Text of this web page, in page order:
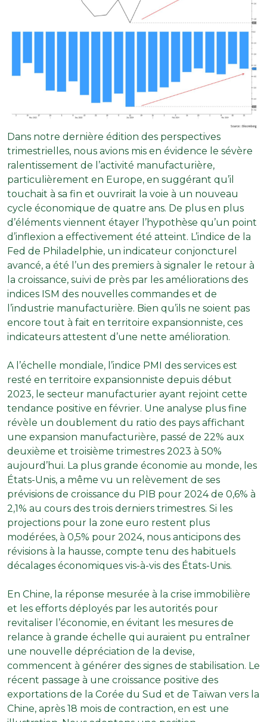
Dans notre dernière édition des perspectives
trimestrielles, nous avions mis en évidence le sévère
ralentissement de l’activité manufacturière,
particulièrement en Europe, en suggérant qu’il
touchait à sa fin et ouvrirait la voie à un nouveau
cycle économique de quatre ans. De plus en plus
d’éléments viennent étayer l’hypothèse qu’un point
d’inflexion a effectivement été atteint. L’indice de la
Fed de Philadelphie, un indicateur conjoncturel
avancé, a été l’un des premiers à signaler le retour à
la croissance, suivi de près par les améliorations des
indices ISM des nouvelles commandes et de
l’industrie manufacturière. Bien qu’ils ne soient pas
encore tout à fait en territoire expansionniste, ces
indicateurs attestent d’une nette amélioration.
A l’échelle mondiale, l’indice PMI des services est
resté en territoire expansionniste depuis début
2023, le secteur manufacturier ayant rejoint cette
tendance positive en février. Une analyse plus fine
révèle un doublement du ratio des pays affichant
une expansion manufacturière, passé de 22% aux
deuxième et troisième trimestres 2023 à 50%
aujourd’hui. La plus grande économie au monde, les
États-Unis, a même vu un relèvement de ses
prévisions de croissance du PIB pour 2024 de 0,6% à
2,1% au cours des trois derniers trimestres. Si les
projections pour la zone euro restent plus
modérées, à 0,5% pour 2024, nous anticipons des
révisions à la hausse, compte tenu des habituels
décalages économiques vis-à-vis des États-Unis.
En Chine, la réponse mesurée à la crise immobilière
et les efforts déployés par les autorités pour
revitaliser l’économie, en évitant les mesures de
relance à grande échelle qui auraient pu entraîner
une nouvelle dépréciation de la devise,
commencent à générer des signes de stabilisation. Le
récent passage à une croissance positive des
exportations de la Corée du Sud et de Taïwan vers la
Chine, après 18 mois de contraction, en est une